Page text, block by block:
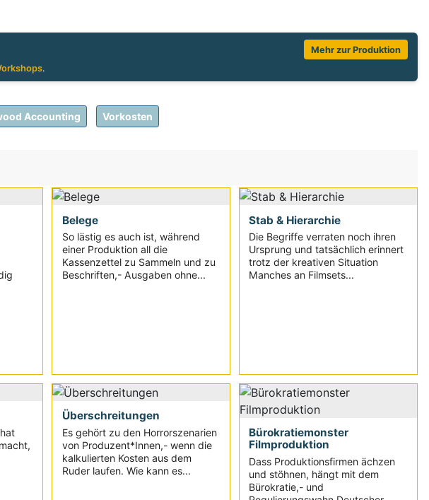
Mehr zur Produktion
.
Accounting Vorkosten
Belege
So lästig es auch ist, während
einer Produktion all die
Kassenzettel zu Sammeln und zu
Beschriften,- Ausgaben ohne...
Stab & Hierarchie
Die Begriffe verraten noch ihren
Ursprung und tatsächlich erinnert
trotz der kreativen Situation
Manches an Filmsets...
Überschreitungen
Es gehört zu den Horrorszenarien
von Produzent*Innen,- wenn die
kalkulierten Kosten aus dem
Ruder laufen. Wie kann es...
Bürokratiemonster
Filmproduktion
Dass Produktionsfirmen ächzen
und stöhnen, hängt mit dem
Bürokratie,- und